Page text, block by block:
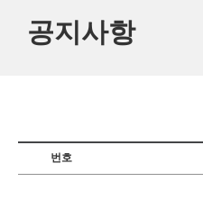
공지사항
번호